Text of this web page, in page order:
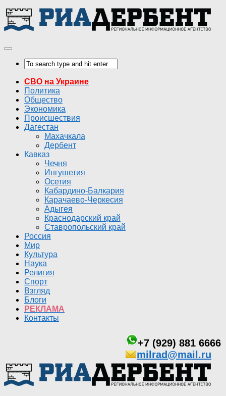
СВО на Украине
Политика
Общество
Экономика
Происшествия
Дагестан
Махачкала
Дербент
Кавказ
Чечня
Ингушетия
Осетия
Кабардино-Балкария
Карачаево-Черкесия
Адыгея
Краснодарский край
Ставропольский край
Россия
Мир
Культура
Наука
Религия
Спорт
Взгляд
Блоги
РЕКЛАМА
Контакты
+7 (929) 881 6666
milrad@mail.ru